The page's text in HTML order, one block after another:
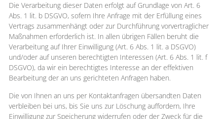
Die Verarbeitung dieser Daten erfolgt auf Grundlage von Art. 6
Abs. 1 lit. b DSGVO, sofern Ihre Anfrage mit der Erfüllung eines
Vertrags zusammenhängt oder zur Durchführung vorvertraglicher
Maßnahmen erforderlich ist. In allen übrigen Fällen beruht die
Verarbeitung auf Ihrer Einwilligung (Art. 6 Abs. 1 lit. a DSGVO)
und/oder auf unseren berechtigten Interessen (Art. 6 Abs. 1 lit. f
DSGVO), da wir ein berechtigtes Interesse an der effektiven
Bearbeitung der an uns gerichteten Anfragen haben.
Die von Ihnen an uns per Kontaktanfragen übersandten Daten
verbleiben bei uns, bis Sie uns zur Löschung auffordern, Ihre
Einwilligung zur Speicherung widerrufen oder der Zweck für die